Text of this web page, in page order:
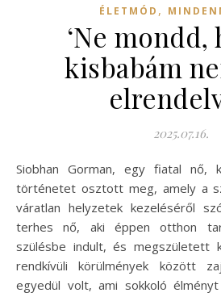
ÉLETMÓD ,
‘Ne mondd,
kisbabám
2025.07.16.
Siobhan Gorman, egy fiatal nő, különös és megindító
történetet osztott meg, amely a
váratlan helyzetek kezeléséről
terhes nő, aki éppen otthon
szülésbe indult, és megszületett
rendkívüli körülmények között
egyedül volt, ami sokkoló